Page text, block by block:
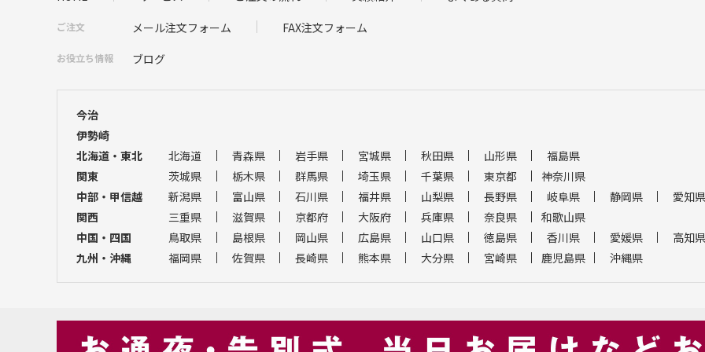
ご注文 メール注文フォーム FAX注文フォーム
お役立ち情報 ブログ
今治
伊勢崎
北海道・東北
北海道 青森県 岩手県 宮城県 秋田県 山形県
福島県
関東
茨城県 栃木県 群馬県 埼玉県 千葉県 東京都
神奈川県
中部・甲信越
新潟県 富山県 石川県 福井県 山梨県 長野県 岐阜県 静岡県
愛知県
関西
三重県 滋賀県 京都府 大阪府 兵庫県 奈良県
和歌山県
中国・四国
鳥取県 島根県 岡山県 広島県 山口県 徳島県 香川県 愛媛県
高知県
九州・沖縄
福岡県 佐賀県 長崎県 熊本県 大分県 宮崎県 鹿児島県 沖縄県